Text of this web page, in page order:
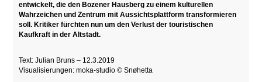
entwickelt, die den Bozener Hausberg zu einem kulturellen
Wahrzeichen und Zentrum mit Aussichtsplattform transformieren
soll. Kritiker fürchten nun um den Verlust der touristischen
Kaufkraft in der Altstadt.
Text: Julian Bruns – 12.3.2019
Visualisierungen:moka-studio © Snøhetta